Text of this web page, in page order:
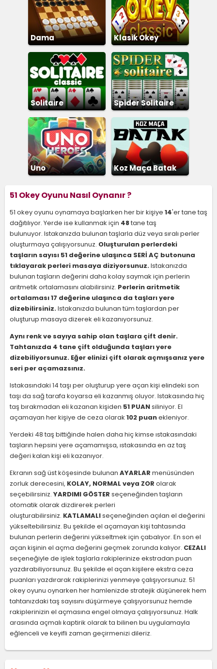
Dama Klasik Okey
Solitaire Spider Solitaire
Uno Koz Maça Batak
51 Okey Oyunu Nasıl Oynanır ?
51 okey oyunu oynamaya başlarken her bir kişiye 14'er tane taş
dağıtılıyor. Yerde ise kullanmak için 48tane taş
bulunuyor. Istakanızda bulunan taşlarla düz veya sıralı perler
oluşturmaya çalışıyorsunuz. Oluşturulan perlerdeki
taşların sayısı 51 değerine ulaşınca SERİ AÇ butonuna
tıklayarak perleri masaya diziyorsunuz.Istakanızda
bulunan taşların değerini daha kolay saymak için perlerin
aritmetik ortalamasını alabilirsiniz. Perlerin aritmetik
ortalaması 17 değerine ulaşınca da taşları yere
dizebilirsiniz.Istakanızda bulunan tüm taşlardan per
oluşturup masaya dizerek eli kazanıyorsunuz.
Aynı renk ve sayıya sahip olan taşlara çift denir.
Tahtanızda 4 tane çift olduğunda taşları yere
dizebiliyorsunuz. Eğer elinizi çift olarak açmışsanız yere
seri per açamazsınız.
Istakasındaki 14 taşı per oluşturup yere açan kişi elindeki son
taşı da sağ tarafa koyarsa eli kazanmış oluyor. Istakasında hiç
taş bırakmadan eli kazanan kişiden 51 PUANsiliniyor. El
açamayan her kişiye de ceza olarak 102 puanekleniyor.
Yerdeki 48 taş bittiğinde halen daha hiç kimse ıstakasındaki
taşların hepsini yere açamamışsa, ıstakasında en az taş
değeri kalan kişi eli kazanıyor.
Ekranın sağ üst köşesinde bulunan AYARLAR menüsünden
zorluk derecesini, KOLAY, NORMAL veya ZOR olarak
seçebilirsiniz. YARDIMI GÖSTER seçeneğinden taşların
otomatik olarak dizdirerek perleri
oluşturabilirsiniz. KATLAMALIseçeneğinden açılan el değerini
yükseltebilirsiniz. Bu şekilde el açamayan kişi tahtasında
bulunan perlerin değerini yükseltmek için çabalıyor. En son el
açan kişinin el açma değerini geçmek zorunda kalıyor. CEZALI
seçeneğiyle de işlek taşlarla rakiplerinize ekstradan puan
yazdırabiliyorsunuz. Bu şekilde el açan kişilere ekstra ceza
puanları yazdırarak rakiplerinizi yenmeye çalışıyorsunuz. 51
okey oyunu oynarken her hamlenizde stratejik düşünerek hem
tahtanızdaki taş sayısını düşürmeye çalışıyorsunuz hemde
rakiplerinizin el açmasına engel olmaya çalışıyorsunuz. Halk
arasında açmalı kaptirik olarak ta bilinen bu uygulamayla
eğlenceli ve keyifli zaman geçirmenizi dileriz.